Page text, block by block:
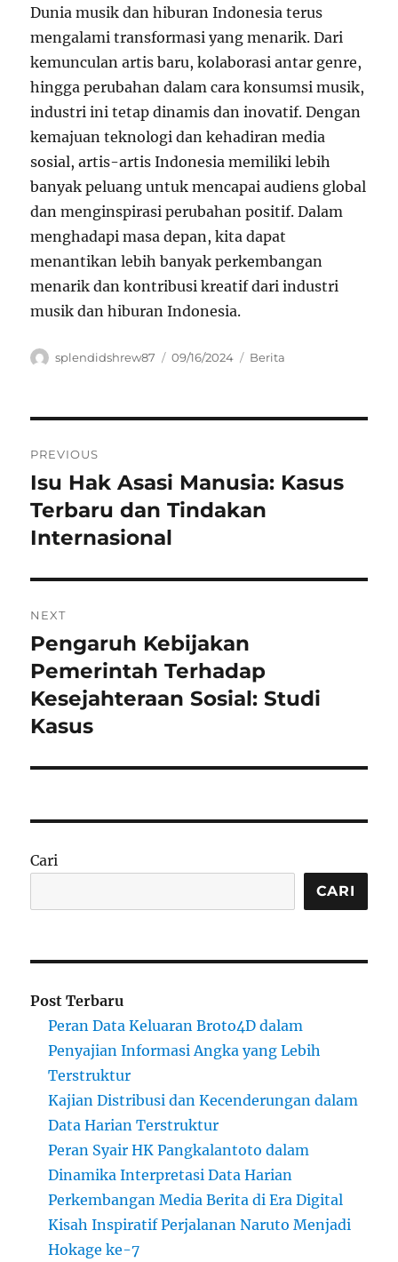
Dunia musik dan hiburan Indonesia terus
mengalami transformasi yang menarik. Dari
kemunculan artis baru, kolaborasi antar genre,
hingga perubahan dalam cara konsumsi musik,
industri ini tetap dinamis dan inovatif. Dengan
kemajuan teknologi dan kehadiran media
sosial, artis-artis Indonesia memiliki lebih
banyak peluang untuk mencapai audiens global
dan menginspirasi perubahan positif. Dalam
menghadapi masa depan, kita dapat
menantikan lebih banyak perkembangan
menarik dan kontribusi kreatif dari industri
musik dan hiburan Indonesia.
Author
splendidshrew87
Posted
09/16/2024 Categories
Berita
pos
PREVIOUS
Previous
post:
Isu Hak Asasi Manusia: Kasus
Terbaru dan Tindakan
Internasional
NEXT
Next
post:
Pengaruh Kebijakan
Pemerintah Terhadap
Kesejahteraan Sosial: Studi
Kasus
Cari
CARI
Post Terbaru
Peran Data Keluaran Broto4D dalam
Penyajian Informasi Angka yang Lebih
Terstruktur
Kajian Distribusi dan Kecenderungan dalam
Data Harian Terstruktur
Peran Syair HK Pangkalantoto dalam
Dinamika Interpretasi Data Harian
Perkembangan Media Berita di Era Digital
Kisah Inspiratif Perjalanan Naruto Menjadi
Hokage ke-7